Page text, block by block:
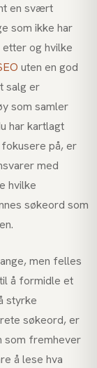
en svært
som ikke har
og hvilke
uten en god
salg er
som samler
har kartlagt
på, er
med
hvilke
søkeord som
men felles
å formidle et
styrke
søkeord, er
som fremhever
å lese hva